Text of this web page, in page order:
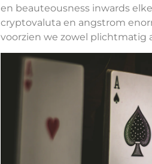
en beauteousness inwards
cryptovaluta en angstrom
voorzien we zowel plichtmatig